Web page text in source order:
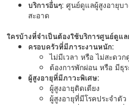
บริการอื่นๆ: ศูนย์ดูแลผู้สูงอายุบ
สะอาด
ใครบ้างที่จำเป็นต้องใช้บริการศูนย์ดูแ
ครอบครัวที่มีภาระงานหนัก:
ไม่มีเวลา หรือ ไม่สะดว
ต้องการพักผ่อน หรือ มีธุ
ผู้สูงอายุที่มีภาวะพิเศษ:
ผู้สูงอายุติดเตียง
ผู้สูงอายุที่มีโรคประจำตัว